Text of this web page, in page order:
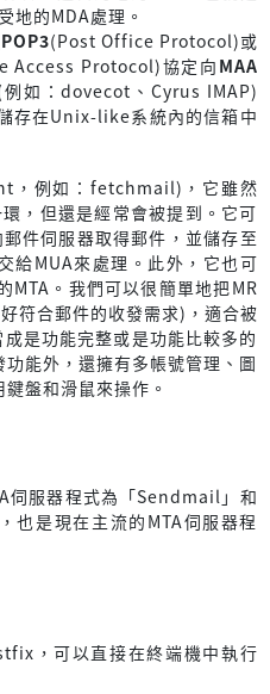
地的MDA處理。
POP3(Post Office Protocol)或
Access Protocol)協定向MAA
如：dovecot、Cyrus IMAP)
存在Unix-like系統內的信箱中
，例如：fetchmail)，它雖然
，但還是經常會被提到。它可
件伺服器取得郵件，並儲存至
給MUA來處理。此外，它也可
MTA。我們可以很簡單地把MR
符合郵件的收發需求)，適合被
是功能完整或是功能比較多的
能外，還擁有多帳號管理、圖
盤和滑鼠來操作。
伺服器程式為「Sendmail」和
也是現在主流的MTA伺服器程
，可以直接在終端機中執行